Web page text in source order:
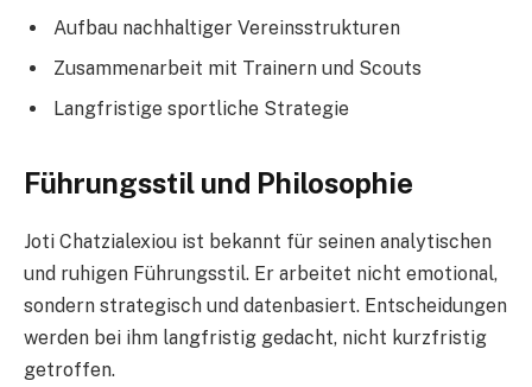
Aufbau nachhaltiger Vereinsstrukturen
Zusammenarbeit mit Trainern und Scouts
Langfristige sportliche Strategie
Führungsstil und Philosophie
Joti Chatzialexiou ist bekannt für seinen analytischen
und ruhigen Führungsstil. Er arbeitet nicht emotional,
sondern strategisch und datenbasiert. Entscheidungen
werden bei ihm langfristig gedacht, nicht kurzfristig
getroffen.